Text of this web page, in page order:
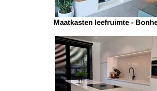
Maatkasten leefruimte -